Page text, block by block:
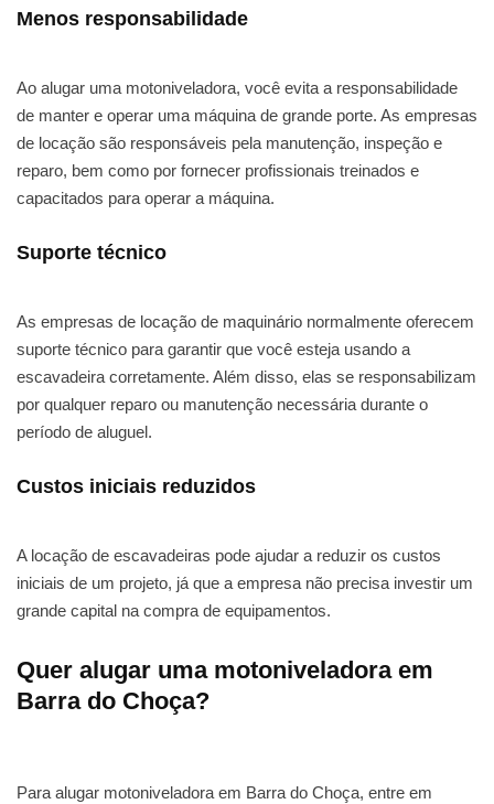
Menos responsabilidade
Ao alugar uma motoniveladora, você evita a responsabilidade
de manter e operar uma máquina de grande porte. As empresas
de locação são responsáveis pela manutenção, inspeção e
reparo, bem como por fornecer profissionais treinados e
capacitados para operar a máquina.
Suporte técnico
As empresas de locação de maquinário normalmente oferecem
suporte técnico para garantir que você esteja usando a
escavadeira corretamente. Além disso, elas se responsabilizam
por qualquer reparo ou manutenção necessária durante o
período de aluguel.
Custos iniciais reduzidos
A locação de escavadeiras pode ajudar a reduzir os custos
iniciais de um projeto, já que a empresa não precisa investir um
grande capital na compra de equipamentos.
Quer alugar uma motoniveladora em
Barra do Choça?
Para alugar motoniveladora em Barra do Choça, entre em